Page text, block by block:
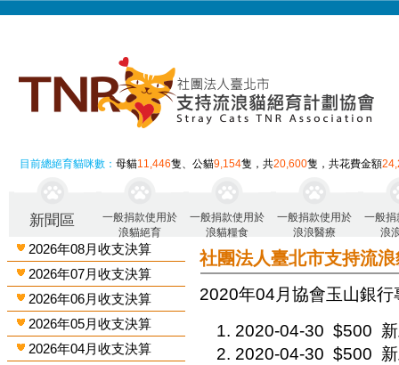
目前總絕育貓咪數：母貓11,446隻、公貓9,154隻，共20,600隻，共花費金額
新聞區
一般捐款使用於
浪貓絕育
一般捐款使用於
浪貓糧食
一般捐款使用於
浪浪醫療
一般捐
浪
2026年08月收支決算
2026年07月收支決算
2026年06月收支決算
2026年05月收支決算
2026年04月收支決算
社團法人臺北市支持流
2020年04月 協會玉山銀
2020-04-30 $500
2020-04-30 $500